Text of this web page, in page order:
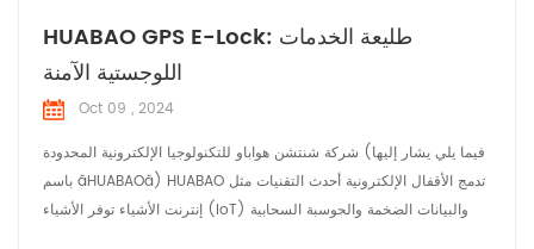
HUABAO GPS E-Lock: طليعة الخدمات
اللوجستية الآمنة
Oct 09 , 2024
شركة شنتشن هواباو للتكنولوجيا الإلكترونية المحدودة (فيما يلي يشار إليها
باسم âHUABAOâ) HUABAO تدمج الأقفال الإلكترونية أحدث التقنيات مثل
إنترنت الأشياء توفر الأشياء (IoT) والبيانات الضخمة والحوسبة السحابية